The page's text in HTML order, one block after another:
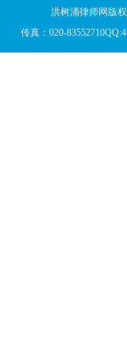
洪树涌律师网版
传真：020-